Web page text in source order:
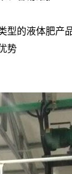
型的液体肥产
势